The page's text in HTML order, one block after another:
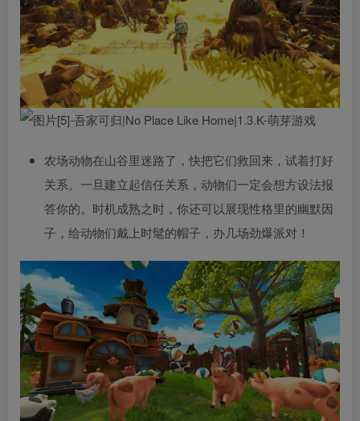
农场动物在山谷里迷路了，快把它们救回来，试着打好
关系。一旦建立起信任关系，动物们一定会想方设法报
答你的。时机成熟之时，你还可以展现性格里的幽默因
子，给动物们戴上时髦的帽子，办几场劲爆派对！